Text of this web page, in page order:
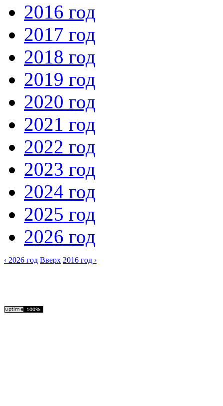
2016 год
2017 год
2018 год
2019 год
2020 год
2021 год
2022 год
2023 год
2024 год
2025 год
2026 год
‹ 2026 год Вверх 2016 год ›